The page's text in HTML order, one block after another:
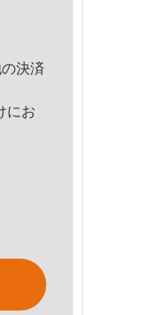
決済
にお